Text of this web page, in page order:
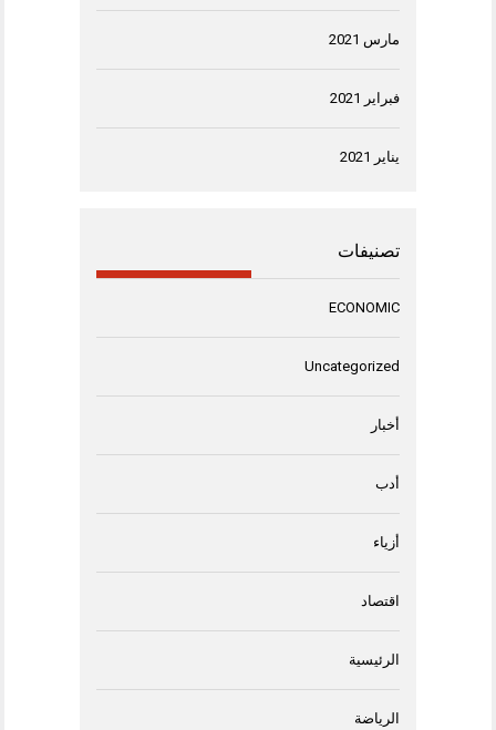
مارس 2021
فبراير 2021
يناير 2021
تصنيفات
ECONOMIC
Uncategorized
أخبار
أدب
أزياء
اقتصاد
الرئيسية
الرياضة